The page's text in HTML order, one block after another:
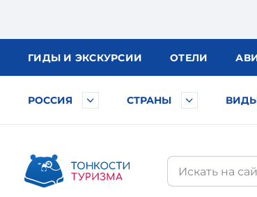
ГИДЫ И ЭКСКУРСИИ ОТЕЛИ
РОССИЯ СТРАНЫ